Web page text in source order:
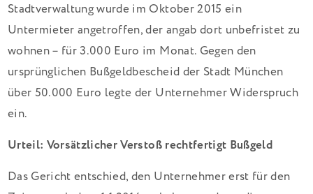
Stadtverwaltung wurde im Oktober 2015 ein
Untermieter angetroffen, der angab dort unbefristet zu
wohnen – für 3.000 Euro im Monat. Gegen den
ursprünglichen Bußgeldbescheid der Stadt München
über 50.000 Euro legte der Unternehmer Widerspruch
ein.
Urteil: Vorsätzlicher Verstoß rechtfertigt Bußgeld
Das Gericht entschied, den Unternehmer erst für den